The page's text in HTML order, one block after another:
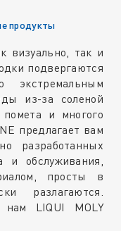
продукты
визуально, так и
подвергаются
экстремальным
из-за соленой
и многого
предлагает вам
разработанных
и обслуживания,
просты в
разлагаются.
LIQUI MOLY